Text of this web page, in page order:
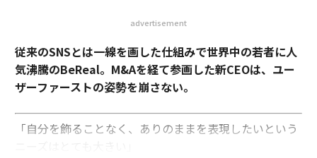
advertisement
従来のSNSとは一線を画した仕組みで世界中の若者に人
気沸騰のBeReal。M&Aを経て参画した新CEOは、ユー
ザーファーストの姿勢を崩さない。
「自分を飾ることなく、ありのままを表現したいという